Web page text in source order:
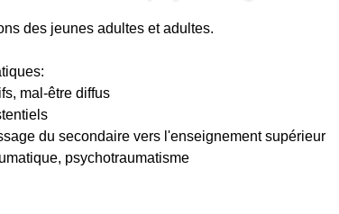
des jeunes adultes et adultes.
mal-être diffus
du secondaire vers l'enseignement supérieur
psychotraumatisme